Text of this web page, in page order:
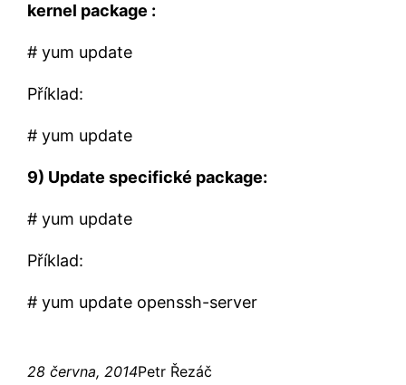
kernel package :
# yum update
Příklad:
# yum update
9) Update specifické package:
# yum update
Příklad:
# yum update openssh-server
28 června, 2014Petr Řezáč